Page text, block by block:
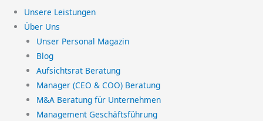
Unsere Leistungen
Über Uns
Unser Personal Magazin
Blog
Aufsichtsrat Beratung
Manager (CEO & COO) Beratung
M&A Beratung für Unternehmen
Management Geschäftsführung